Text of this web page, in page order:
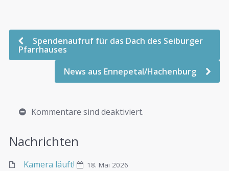
Spendenaufruf für das Dach des Seiburger
Pfarrhauses
News aus Ennepetal/Hachenburg
Kommentare sind deaktiviert.
Nachrichten
Kamera läuft! 18. Mai 2026